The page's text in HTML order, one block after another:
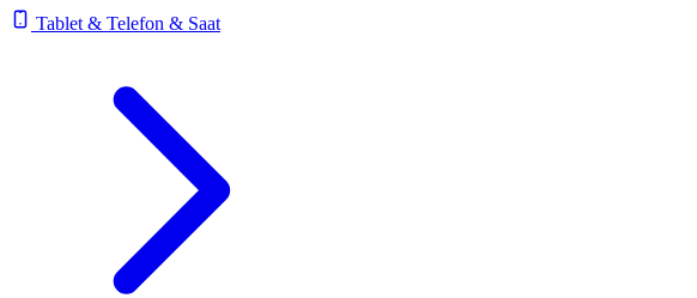
Tablet & Telefon & Saat